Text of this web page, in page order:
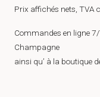
Prix affichés nets, TVA
Commandes en ligne
Champagne
ainsi qu’ à la boutique